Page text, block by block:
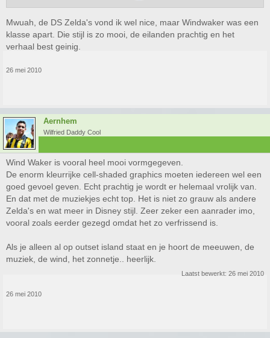
Mwuah, de DS Zelda's vond ik wel nice, maar Windwaker was een
klasse apart. Die stijl is zo mooi, de eilanden prachtig en het
verhaal best geinig.
26 mei 2010
Aernhem
Wilfried Daddy Cool
Wind Waker is vooral heel mooi vormgegeven.
De enorm kleurrijke cell-shaded graphics moeten iedereen wel een
goed gevoel geven. Echt prachtig je wordt er helemaal vrolijk van.
En dat met de muziekjes echt top. Het is niet zo grauw als andere
Zelda's en wat meer in Disney stijl. Zeer zeker een aanrader imo,
vooral zoals eerder gezegd omdat het zo verfrissend is.
Als je alleen al op outset island staat en je hoort de meeuwen, de
muziek, de wind, het zonnetje.. heerlijk.
Laatst bewerkt: 26 mei 2010
26 mei 2010